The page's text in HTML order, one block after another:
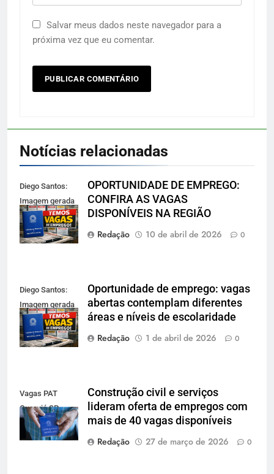
Salvar meus dados neste navegador para a
próxima vez que eu comentar.
Notícias relacionadas
Diego Santos:
Imagem gerada
por IA
OPORTUNIDADE DE EMPREGO:
CONFIRA AS VAGAS
DISPONÍVEIS NA REGIÃO
Redação
10 de abril de 2026 0
Diego Santos:
Imagem gerada
por IA
Oportunidade de emprego: vagas
abertas contemplam diferentes
áreas e níveis de escolaridade
Redação
1 de abril de 2026 0
Vagas PAT
Guarujá SP
Construção civil e serviços
lideram oferta de empregos com
mais de 40 vagas disponíveis
Redação
27 de março de 2026 0